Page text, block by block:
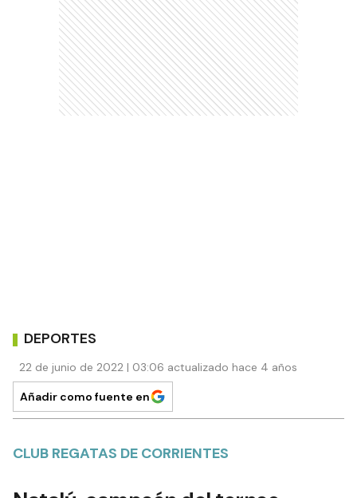
DEPORTES
22 de junio de 2022 | 03:06 actualizado hace 4 años
Añadir como fuente en
CLUB REGATAS DE CORRIENTES